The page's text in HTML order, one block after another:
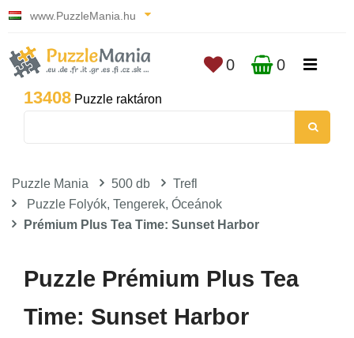
www.PuzzleMania.hu
13408 Puzzle raktáron
0 0
Puzzle Mania 500 db
Trefl
Puzzle Folyók, Tengerek, Óceánok
Prémium Plus Tea Time: Sunset Harbor
Puzzle Prémium Plus Tea
Time: Sunset Harbor